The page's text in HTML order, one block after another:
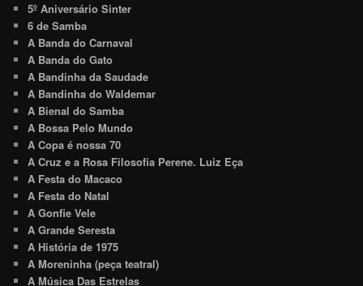
5º Aniversário Sinter
6 de Samba
A Banda do Carnaval
A Banda do Gato
A Bandinha da Saudade
A Bandinha do Waldemar
A Bienal do Samba
A Bossa Pelo Mundo
A Copa é nossa 70
A Cruz e a Rosa Filosofia Perene. Luiz Eça
A Festa do Macaco
A Festa do Natal
A Gonfie Vele
A Grande Seresta
A História de 1975
A Moreninha (peça teatral)
A Música Das Estrelas